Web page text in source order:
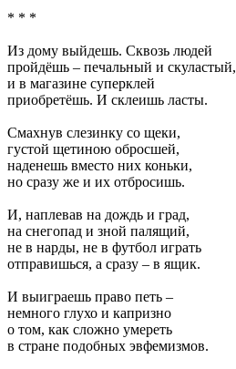
* * *
Из дому выйдешь. Сквозь людей
пройдёшь – печальный и скуластый,
и в магазине суперклей
приобретёшь. И склеишь ласты.
Смахнув слезинку со щеки,
густой щетиною обросшей,
наденешь вместо них коньки,
но сразу же и их отбросишь.
И, наплевав на дождь и град,
на снегопад и зной палящий,
не в нарды, не в футбол играть
отправишься, а сразу – в ящик.
И выиграешь право петь –
немного глухо и капризно
о том, как сложно умереть
в стране подобных эвфемизмов.